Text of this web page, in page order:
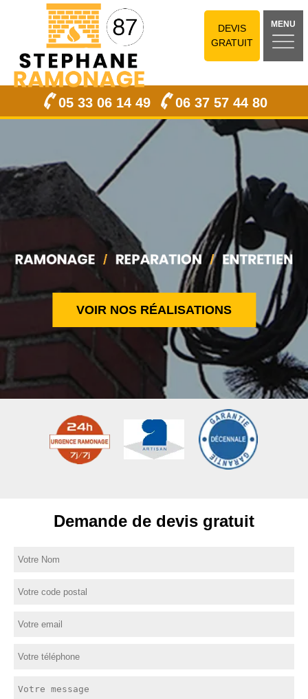
DEVIS
GRATUIT
MENU
05 33 06 14 49 06 37 57 44 80
VOIR NOS RÉALISATIONS
Demande de devis gratuit